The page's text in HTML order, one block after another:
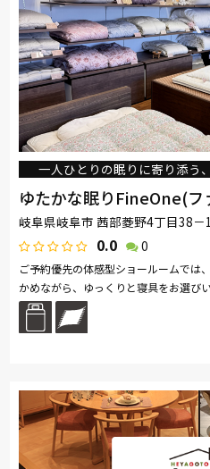
ドリームベッド Serta
コイズミ Pamouna
イバタインテリア
一人ひとりの眠りに寄り添う
ゆたかな眠りFineOne(フ
岐阜県岐阜市 茜部菱野4丁目38－1
0.0 0
ご予約優先の体感型ショールームでは
かめながら、ゆっくりと寝具をお選び
調整や羽毛布団リフォーム、ブライダ
お...続きを読む